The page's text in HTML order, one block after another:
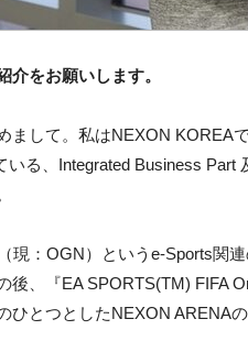
をお願いします。
まして。私はNEXON KOREA
いる、Integrated Business Part
現：OGN）というe-Sports関
後、『EA SPORTS(TM) FIFA
ひとつとしたNEXON ARENA